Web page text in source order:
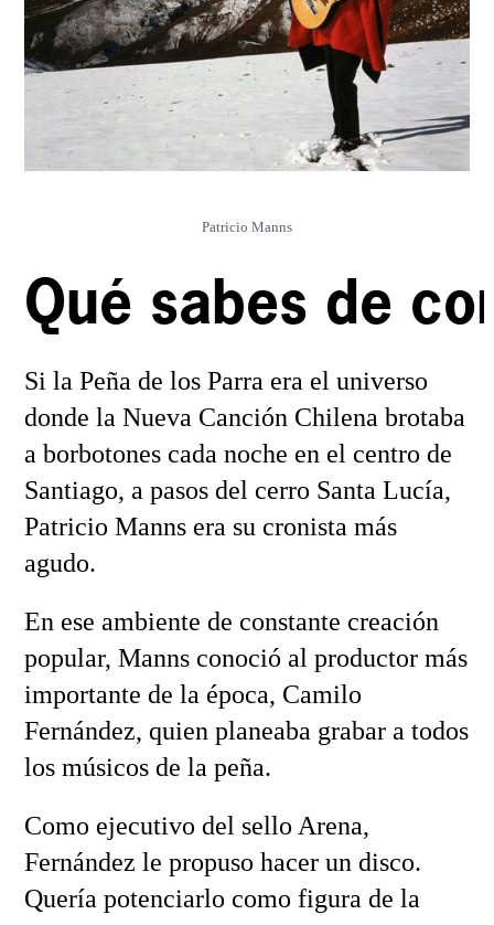
Patricio Manns
Qué sabes de
Si la Peña de los Parra era el universo
donde la Nueva Canción Chilena brotaba
a borbotones cada noche en el centro de
Santiago, a pasos del cerro Santa Lucía,
Patricio Manns era su cronista más
agudo.
En ese ambiente de constante creación
popular, Manns conoció al productor más
importante de la época, Camilo
Fernández, quien planeaba grabar a todos
los músicos de la peña.
Como ejecutivo del sello Arena,
Fernández le propuso hacer un disco.
Quería potenciarlo como figura de la